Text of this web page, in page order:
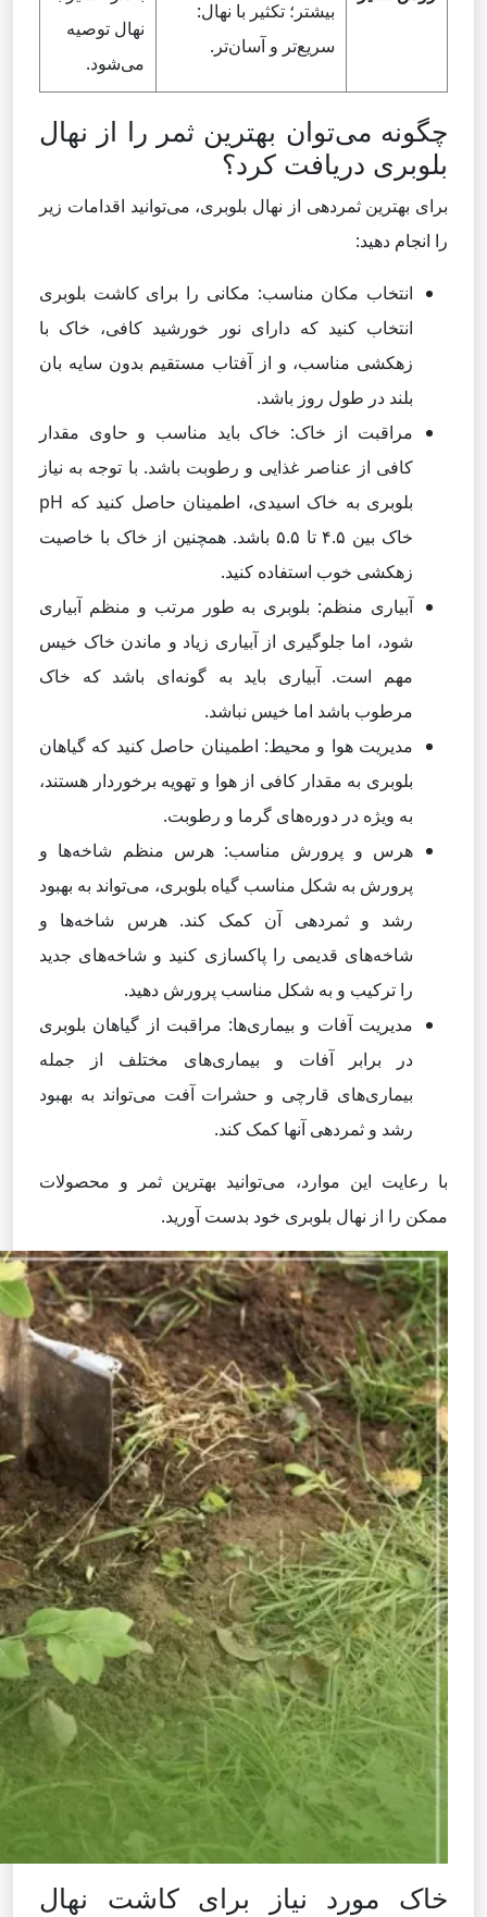
بیشتر؛ تکثیر با نهال:
سریع‌تر و آسان‌تر.
نهال توصیه
می‌شود.
چگونه می‌توان بهترین ثمر را از نهال
بلوبری دریافت کرد؟
برای بهترین ثمردهی از نهال بلوبری، می‌توانید اقدامات زیر
را انجام دهید:
انتخاب مکان مناسب: مکانی را برای کاشت بلوبری
انتخاب کنید که دارای نور خورشید کافی، خاک با
زهکشی مناسب، و از آفتاب مستقیم بدون سایه بان
بلند در طول روز باشد.
مراقبت از خاک: خاک باید مناسب و حاوی مقدار
کافی از عناصر غذایی و رطوبت باشد. با توجه به نیاز
بلوبری به خاک اسیدی، اطمینان حاصل کنید که pH
خاک بین ۴.۵ تا ۵.۵ باشد. همچنین از خاک با خاصیت
زهکشی خوب استفاده کنید.
آبیاری منظم: بلوبری به طور مرتب و منظم آبیاری
شود، اما جلوگیری از آبیاری زیاد و ماندن خاک خیس
مهم است. آبیاری باید به گونه‌ای باشد که خاک
مرطوب باشد اما خیس نباشد.
مدیریت هوا و محیط: اطمینان حاصل کنید که گیاهان
بلوبری به مقدار کافی از هوا و تهویه برخوردار هستند،
به ویژه در دوره‌های گرما و رطوبت.
هرس و پرورش مناسب: هرس منظم شاخه‌ها و
پرورش به شکل مناسب گیاه بلوبری، می‌تواند به بهبود
رشد و ثمردهی آن کمک کند. هرس شاخه‌ها و
شاخه‌های قدیمی را پاکسازی کنید و شاخه‌های جدید
را ترکیب و به شکل مناسب پرورش دهید.
مدیریت آفات و بیماری‌ها: مراقبت از گیاهان بلوبری
در برابر آفات و بیماری‌های مختلف از جمله
بیماری‌های قارچی و حشرات آفت می‌تواند به بهبود
رشد و ثمردهی آنها کمک کند.
با رعایت این موارد، می‌توانید بهترین ثمر و محصولات
ممکن را از نهال بلوبری خود بدست آورید.
خاک مورد نیاز برای کاشت نهال